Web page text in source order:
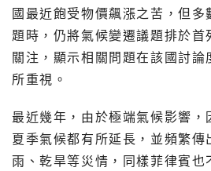
國最近飽受物價飆漲之苦，但多
題時，仍將氣候變遷議題排於首
關注，顯示相關問題在該國討論
所重視。
最近幾年，由於極端氣候影響，
夏季氣候都有所延長，並頻繁傳
雨、乾旱等災情，同樣菲律賓也